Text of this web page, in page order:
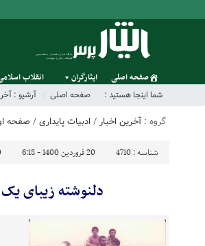
صفحه اصلی ایثارگران انقلاب
شما اینجا هستید : صفحه اصلی آرشیو :
گروه : آخرین اخبار /ادبیات پایداری/ صفحه
شناسه : 4710 20 فروردین 1400 - 6:18
دلنوشته زیبای یک جانباز ۷۵%